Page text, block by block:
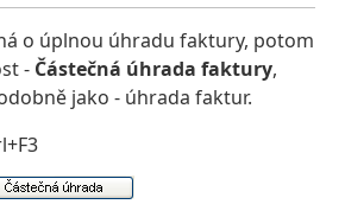
o úplnou úhradu faktury, potom
- Částečná úhrada faktury,
jako - úhrada faktur.